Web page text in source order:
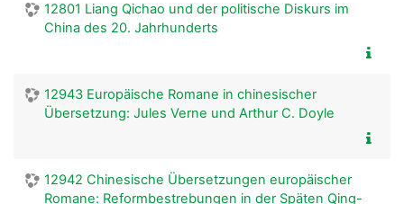
12801 Liang Qichao und der politische Diskurs im
China des 20. Jahrhunderts
12943 Europäische Romane in chinesischer
Übersetzung: Jules Verne und Arthur C. Doyle
12942 Chinesische Übersetzungen europäischer
Romane: Reformbestrebungen in der Späten Qing-